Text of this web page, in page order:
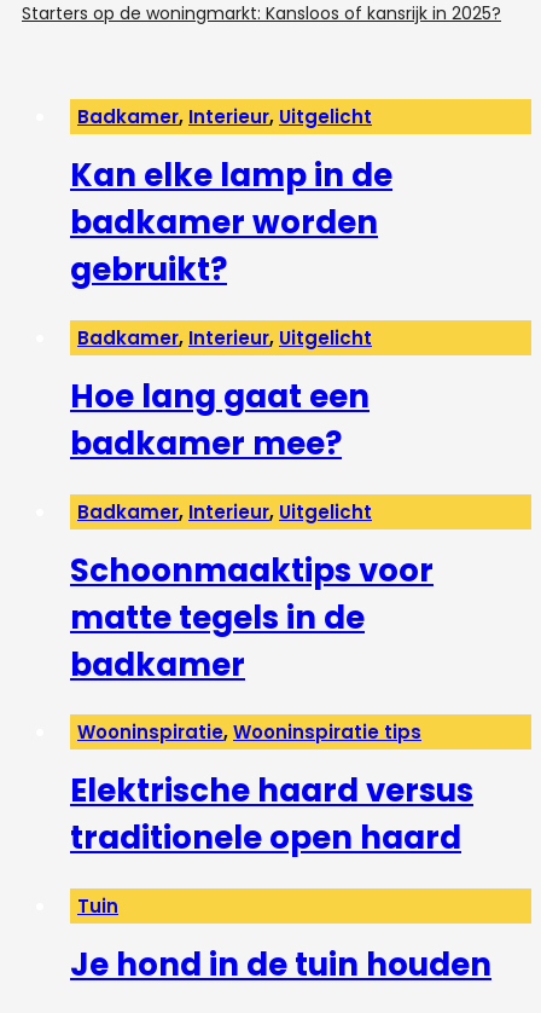
Starters op de woningmarkt: Kansloos of kansrijk in 2025?
Badkamer, Interieur, Uitgelicht
Kan elke lamp in de
badkamer worden
gebruikt?
Badkamer, Interieur, Uitgelicht
Hoe lang gaat een
badkamer mee?
Badkamer, Interieur, Uitgelicht
Schoonmaaktips voor
matte tegels in de
badkamer
Wooninspiratie,Wooninspiratie tips
Elektrische haard versus
traditionele open haard
Tuin
Je hond in de tuin houden